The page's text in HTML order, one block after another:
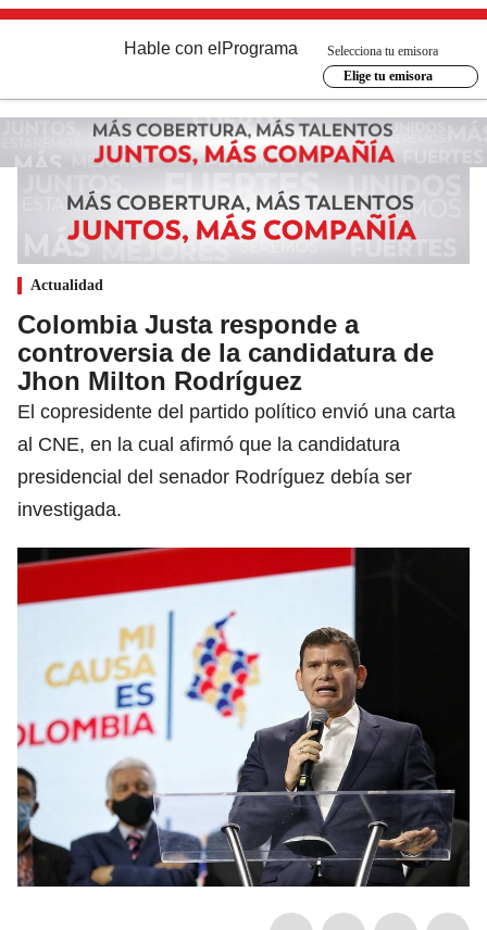
Hable con el Programa
Selecciona tu emisora
Elige tu emisora
Actualidad
Colombia Justa responde a
controversia de la candidatura de
Jhon Milton Rodríguez
El copresidente del partido político envió una carta
al CNE, en la cual afirmó que la candidatura
presidencial del senador Rodríguez debía ser
investigada.